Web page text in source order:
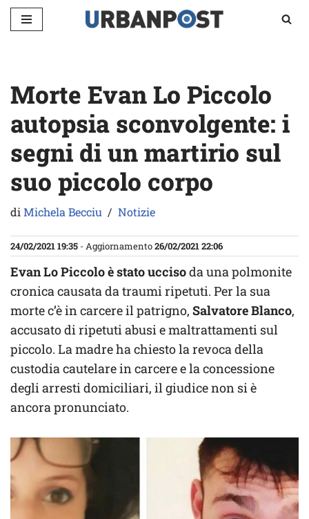
Morte Evan Lo Piccolo
autopsia sconvolgente: i
segni di un martirio sul
suo piccolo corpo
diMichela Becciu Notizie
24/02/2021 19:35 - Aggiornamento26/02/2021 22:06
Evan Lo Piccolo è stato uccisoda una polmonite
cronica causata da traumi ripetuti. Per la sua
morte c’è in carcere il patrigno, Salvatore Blanco,
accusato di ripetuti abusi e maltrattamenti sul
piccolo. La madre ha chiesto la revoca della
custodia cautelare in carcere e la concessione
degli arresti domiciliari, il giudice non si è
ancora pronunciato.